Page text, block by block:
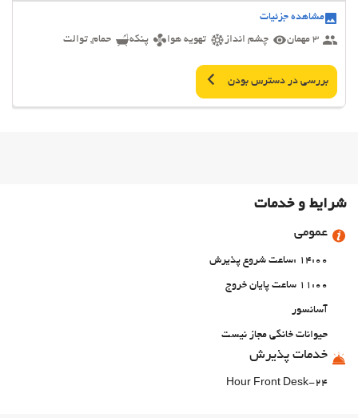
مشاهده جزئیات
3 مهمان
چشم انداز تهویه هوا پنکه حمام, توالت
بررسی در دسترس بودن
شرایط و خدمات
عمومی
14:00 :ساعت شروع پذیرش
11:00 ساعت پایان خروج
آسانسور
حیوانات خانگی مجاز نیست
خدمات پذیرش
24-Hour Front Desk